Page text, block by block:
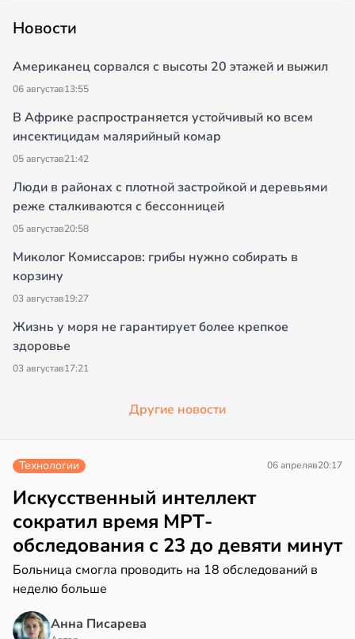
Новости
Американец сорвался с высоты 20 этажей и выжил
06 августав13:55
В Африке распространяется устойчивый ко всем
инсектицидам малярийный комар
05 августав21:42
Люди в районах с плотной застройкой и деревьями
реже сталкиваются с бессонницей
05 августав20:58
Миколог Комиссаров: грибы нужно собирать в
корзину
03 августав19:27
Жизнь у моря не гарантирует более крепкое
здоровье
03 августав17:21
Другие новости
Технологии 06 апреляв20:17
Искусственный интеллект
сократил время МРТ-
обследования с 23 до девяти минут
Больница смогла проводить на 18 обследований в
неделю больше
Анна Писарева